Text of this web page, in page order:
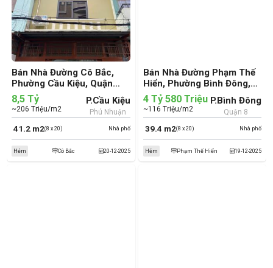
Bán Nhà Đường Cô Bắc,
Phường Cầu Kiệu, Quận
Phú Nhuận (cũ)
Nhà phố
41.2 m2(8 x 20)
8,5 Tỷ
~206 Triệu/m2
P.Cầu Kiệu
Phú Nhuận
20-12-2025
Hẻm Cô Bắc
Bán Nhà Đường Phạm Thế
Hiển, Phường Bình Đông,
Quận 8 (cũ)
Nhà phố
39.4 m2(8 x 20)
4 Tỷ 580 Triệu
~116 Triệu/m2
P.Bình Đông
Quận 8
19-12-2025
Hẻm Phạm Thế Hiển